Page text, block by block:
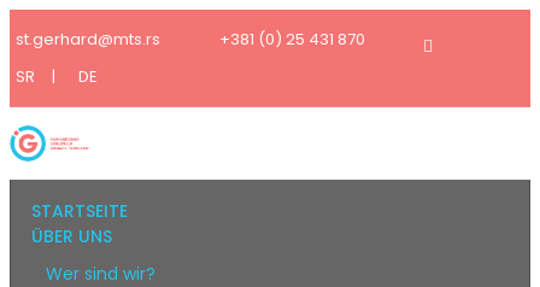
st.gerhard@mts.rs
+381 (0) 25 431 870
SR
| DE
STARTSEITE
ÜBER UNS
Wer sind wir?